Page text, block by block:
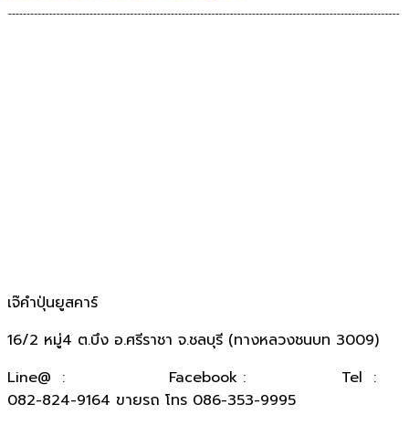
เจ๊คำปุ่นยูสคาร์
16/2 หมู่4 ต.บึง อ.ศรีราชา จ.ชลบุรี (ทางหลวงชนบท 3009)
​Line@ :
Facebook :
Tel :
082-824-9164 ขายรถ โทร 086-353-9995